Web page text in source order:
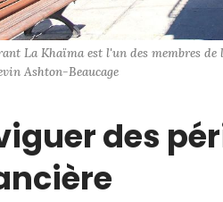
La Khaïma est l'un des membres
Ashton-Beaucage
des